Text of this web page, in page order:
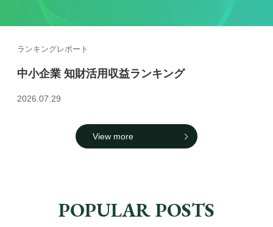
ランキングレポート
中小企業 知財活用収益ランキング
2026.07.29
View more
POPULAR POSTS